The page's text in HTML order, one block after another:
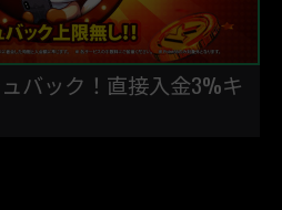
バック！直接入金3%キ